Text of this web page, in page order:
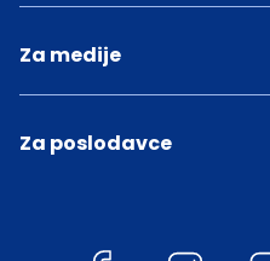
Za medije
Za poslodavce